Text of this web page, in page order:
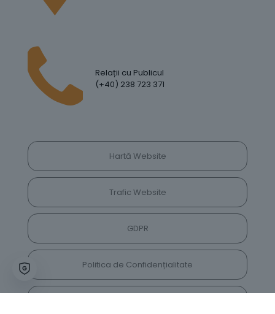
Relații cu Publicul
(+40) 238 723 371
Hartă Website
Trafic Website
GDPR
Politica de Confidențialitate